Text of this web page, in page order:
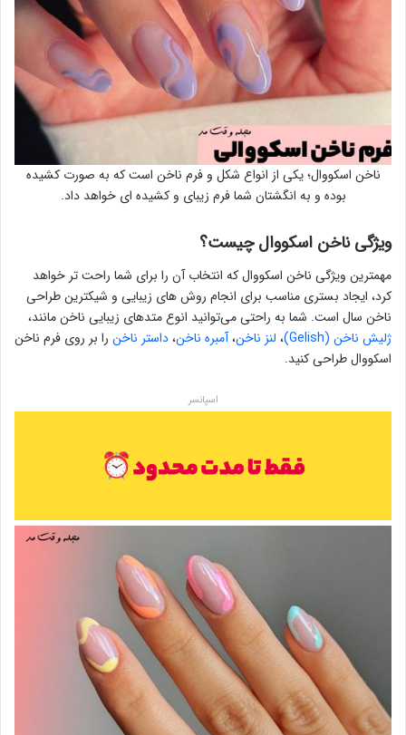
ناخن اسکووال؛ یکی از انواع شکل و فرم ناخن است که به صورت کشیده
بوده و به انگشتان شما فرم زیبای و کشیده ای خواهد داد.
ویژگی ناخن اسکووال چیست؟
مهمترین ویژگی ناخن اسکووال که انتخاب آن را برای شما راحت تر خواهد
کرد، ایجاد بستری مناسب برای انجام روش های زیبایی و شیکترین طراحی
ناخن سال است. شما به راحتی می‌توانید انوع متدهای زیبایی ناخن مانند،
ژلیش ناخن (Gelish)
، لنز ناخن،آمبره ناخن،داستر ناخن را بر روی فرم ناخن
اسکووال طراحی کنید.
اسپانسر